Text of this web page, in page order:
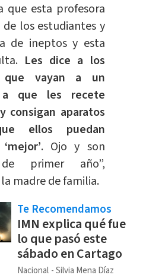
que esta profesora
los estudiantes y
de ineptos y esta
Les dice a los
que vayan a un
que les recete
consigan aparatos
ellos puedan
. Ojo y son
primer año”,
madre de familia.
Te Recomendamos
IMN explica qué fue
lo que pasó este
sábado en Cartago
Nacional Silvia Mena Díaz